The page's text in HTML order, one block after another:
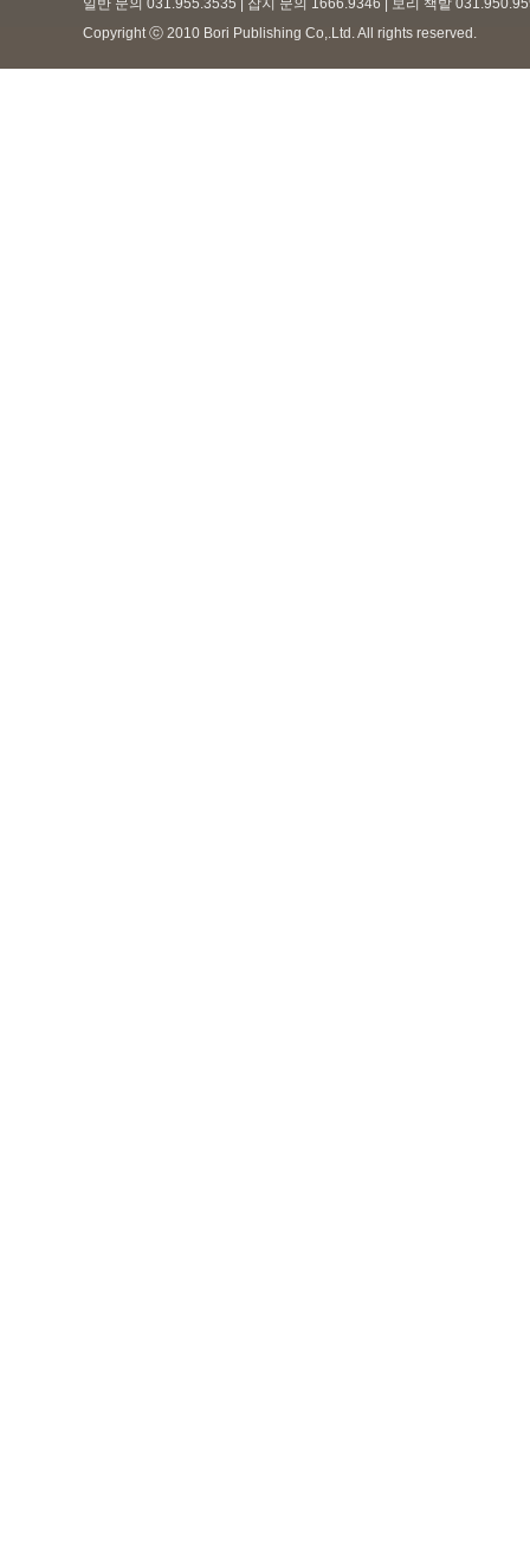
일반 문의 031.955.3535 | 잡지 문의 1666.9346 | 보리 책밭
Copyright ⓒ 2010 Bori Publishing Co,.Ltd. All rights reserved.